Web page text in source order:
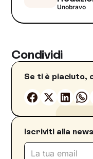
Unobravo
Condividi
Se ti è piaciuto,
Iscriviti alla